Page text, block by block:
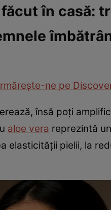
Travel
în casă:
ne pe
însă poți
aloe vera reprezintă
elasticității pielii, la